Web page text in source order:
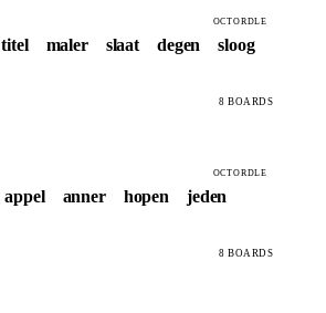
OCTORDLE
titel maler slaat degen
sloog
8 BOARDS
OCTORDLE
appel anner hopen
jeden
8 BOARDS